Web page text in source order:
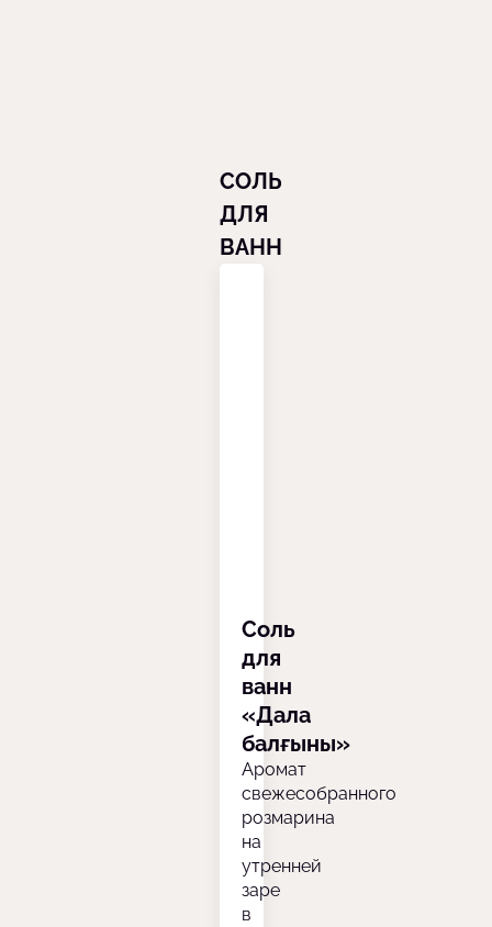
СОЛЬ
ДЛЯ
ВАНН
Соль
для
ванн
«Дала
балғыны»
Аромат
свежесобранного
розмарина
на
утренней
заре
в